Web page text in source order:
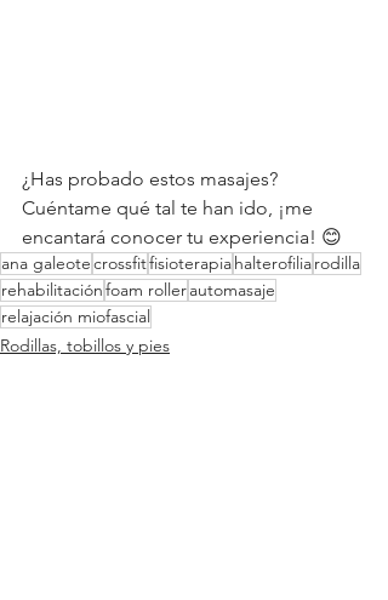
¿Has probado estos masajes?
Cuéntame qué tal te han ido, ¡me
encantará conocer tu experiencia! 😊
ana galeotecrossfitfisioterapia halterofiliarodilla
rehabilitaciónfoam rollerautomasaje
relajación miofascial
Rodillas, tobillos y pies